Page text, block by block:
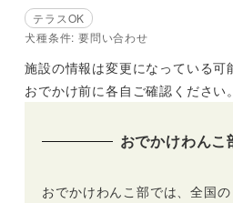
テラスOK
犬種条件: 要問い合わせ
施設の情報は変更になっている可
おでかけ前に各自ご確認ください。
おでかけわんこ
おでかけわんこ部では、全国